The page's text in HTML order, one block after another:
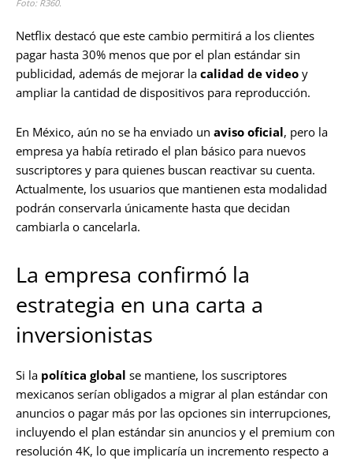
Foto: R360.
Netflix destacó que este cambio permitirá a los clientes
pagar hasta 30% menos que por el plan estándar sin
publicidad, además de mejorar la calidad de video y
ampliar la cantidad de dispositivos para reproducción.
En México, aún no se ha enviado un aviso oficial, pero la
empresa ya había retirado el plan básico para nuevos
suscriptores y para quienes buscan reactivar su cuenta.
Actualmente, los usuarios que mantienen esta modalidad
podrán conservarla únicamente hasta que decidan
cambiarla o cancelarla.
La empresa confirmó la
estrategia en una carta a
inversionistas
Si la política global se mantiene, los suscriptores
mexicanos serían obligados a migrar al plan estándar con
anuncios o pagar más por las opciones sin interrupciones,
incluyendo el plan estándar sin anuncios y el premium con
resolución 4K, lo que implicaría un incremento respecto a